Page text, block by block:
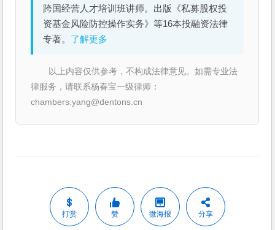
跨国经营人才培训班讲师。出版《私募股权投
资基金风险防控操作实务》等16本投融资法律
专著。 了解更多
以上内容仅供参考，不构成法律意见。如需专业法
律服务，请联系杨春宝一级律师：
chambers.yang@dentons.cn
打赏 赞 微海报 分享